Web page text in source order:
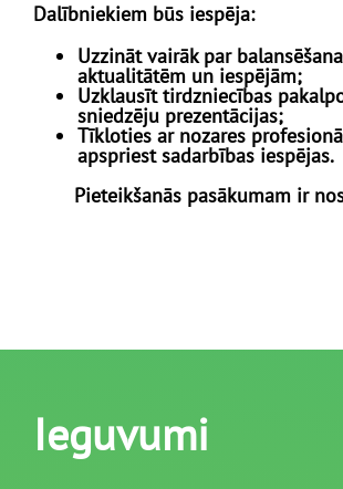
Dalībniekiem būs iespēja:
Uzzināt vairāk par
aktualitātēm un iespējām;
Uzklausīt tirdzniecības
sniedzēju prezentācijas;
Tīkloties ar nozares
apspriest sadarbības iespējas.
Pieteikšanās pasākumam ir
Ieguvumi